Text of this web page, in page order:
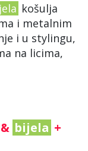
košulja
i metalnim
i u stylingu,
na licima,
bijela +